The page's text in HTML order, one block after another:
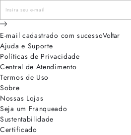
E-mail cadastrado com sucessoVoltar
Ajuda e Suporte
Políticas de Privacidade
Central de Atendimento
Termos de Uso
Sobre
Nossas Lojas
Seja um Franqueado
Sustentabilidade
Certificado